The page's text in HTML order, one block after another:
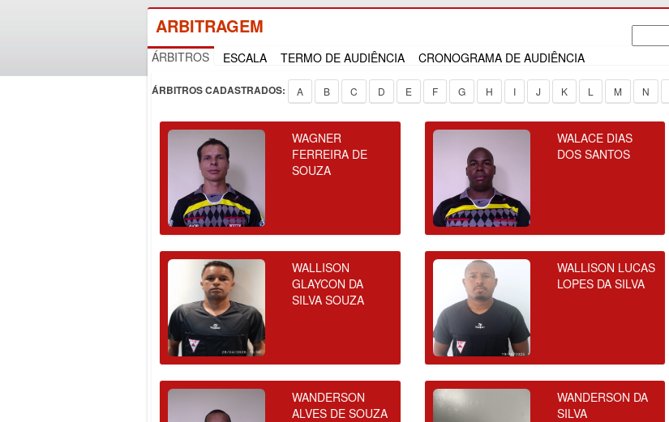
ARBITRAGEM
ÁRBITROS ESCALA TERMO DE AUDIÊNCIA CRONOGRAMA DE AUDIÊNCIA
ÁRBITROS CADASTRADOS: A B C D E F G H I J K L M N
WAGNER
FERREIRA DE
SOUZA
WALACE DIAS
DOS SANTOS
WALLISON
GLAYCON DA
SILVA SOUZA
WALLISON LUCAS
LOPES DA SILVA
WANDERSON
ALVES DE SOUZA
WANDERSON DA
SILVA